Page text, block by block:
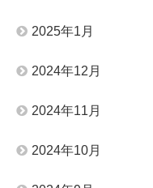
2025年1月
2024年12月
2024年11月
2024年10月